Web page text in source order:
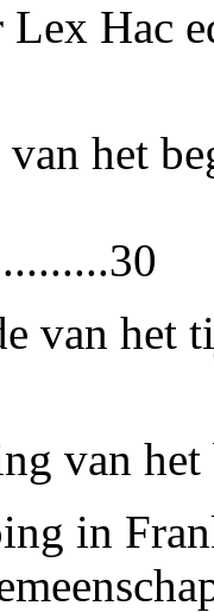
Lex Hac
van het
van het
van
in